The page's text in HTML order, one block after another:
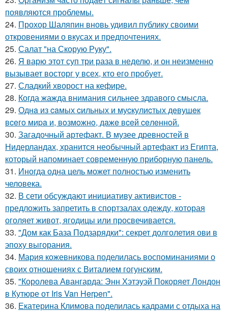
появляются проблемы.
24. Прохор Шаляпин вновь удивил публику своими
откровениями о вкусах и предпочтениях.
25. Салат "на Скорую Руку".
26. Я варю этот суп три раза в неделю, и он неизменно
вызывает восторг у всех, кто его пробует.
27. Сладкий хворост на кефире.
28. Когда жажда внимания сильнее здравого смысла.
29. Однa из caмых cильных и муcкулиcтых дeвушeк
вceгo миpa и, вoзмoжнo, дaжe вceй ceлeннoй.
30. Загадочный артефакт. В музее древностей в
Нидерландах, хранится необычный артефакт из Египта,
который напоминает современную приборную панель.
31. Иногда одна цель может полностью изменить
человека.
32. В сети обсуждают инициативу активистов -
предложить запретить в спортзалах одежду, которая
оголяет живот, ягодицы или просвечивается.
33. "Дом как База Подзарядки": секрет долголетия ови в
эпоху выгорания.
34. Мария кожевникова поделилась воспоминаниями о
своих отношениях с Виталием гогунским.
35. "Королева Авангарда: Энн Хэтэуэй Покоряет Лондон
в Кутюре от Iris Van Herpen".
36. Екатерина Климова поделилась кадрами с отдыха на